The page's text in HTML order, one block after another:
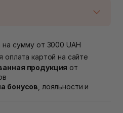
4
Академика Подстригача,
на сумму от 3000 UAH
оплата картой на сайте
продукция от
бонусов , лояльности и